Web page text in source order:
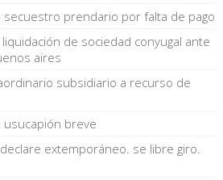
prendario por falta de pago
de sociedad conyugal ante
aires
subsidiario a recurso de
breve
extemporáneo. se libre giro.